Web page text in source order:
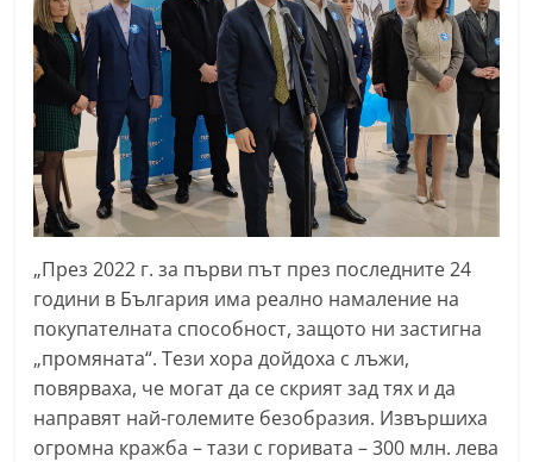
„През 2022 г. за първи път през последните 24
години в България има реално намаление на
покупателната способност, защото ни застигна
„промяната“. Тези хора дойдоха с лъжи,
повярваха, че могат да се скрият зад тях и да
направят най-големите безобразия. Извършиха
огромна кражба – тази с горивата – 300 млн. лева